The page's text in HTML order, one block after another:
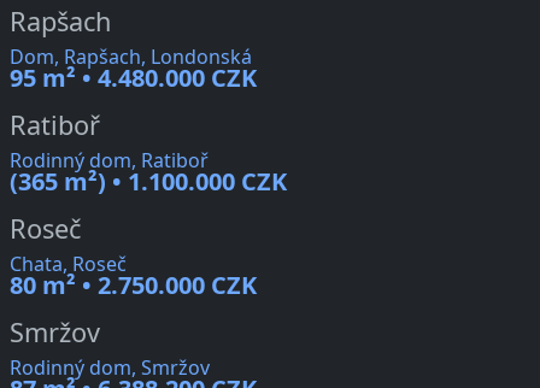
Rapšach
Dom, Rapšach, Londonská
95 m² • 4.480.000 CZK
Ratiboř
Rodinný dom, Ratiboř
(365 m²) • 1.100.000 CZK
Roseč
Chata, Roseč
80 m² • 2.750.000 CZK
Smržov
Rodinný dom, Smržov